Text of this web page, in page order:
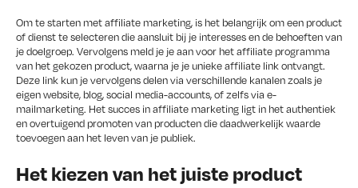
Om te starten met affiliate marketing, is het belangrijk om een product
of dienst te selecteren die aansluit bij je interesses en de behoeften van
je doelgroep. Vervolgens meld je je aan voor het affiliate programma
van het gekozen product, waarna je je unieke affiliate link ontvangt.
Deze link kun je vervolgens delen via verschillende kanalen zoals je
eigen website, blog, social media-accounts, of zelfs via e-
mailmarketing. Het succes in affiliate marketing ligt in het authentiek
en overtuigend promoten van producten die daadwerkelijk waarde
toevoegen aan het leven van je publiek.
Het kiezen van het juiste product